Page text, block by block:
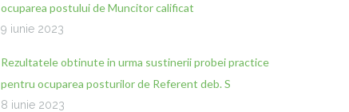
ocuparea postului de Muncitor calificat
9 iunie 2023
Rezultatele obtinute in urma sustinerii probei practice
pentru ocuparea posturilor de Referent deb. S
8 iunie 2023